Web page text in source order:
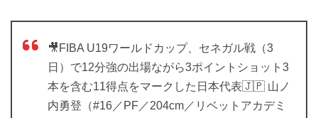
🎥FIBA U19ワールドカップ、セネガル戦（3
日）で12分強の出場ながら3ポイントショット3
本を含む11得点をマークした日本代表🇯🇵 山ノ
内勇登（#16／PF／204cm／リベットアカデミ